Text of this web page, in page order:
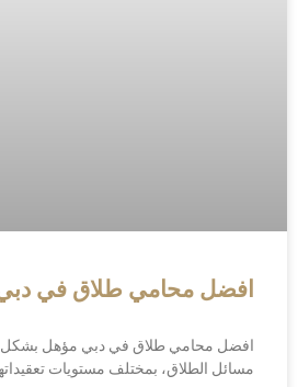
افضل محامي طلاق في
افضل محامي طلاق في دبي مؤهل بشكل
مسائل الطلاق، بمختلف مستويات